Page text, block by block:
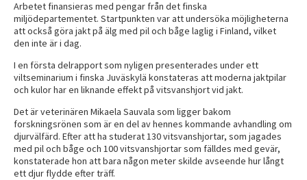
Arbetet finansieras med pengar från det finska
miljödepartementet. Startpunkten var att undersöka möjligheterna
att också göra jakt på älg med pil och båge laglig i Finland, vilket
den inte är i dag.
I en första delrapport som nyligen presenterades under ett
viltseminarium i finska Juväskylä konstateras att moderna jaktpilar
och kulor har en liknande effekt på vitsvanshjort vid jakt.
Det är veterinären Mikaela Sauvala som ligger bakom
forskningsrönen som är en del av hennes kommande avhandling om
djurvälfärd. Efter att ha studerat 130 vitsvanshjortar, som jagades
med pil och båge och 100 vitsvanshjortar som fälldes med gevär,
konstaterade hon att bara någon meter skilde avseende hur långt
ett djur flydde efter träff.